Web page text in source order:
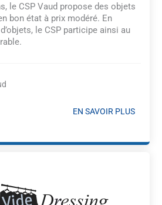
le CSP Vaud propose des objets
bon état à prix modéré. En
le CSP participe ainsi au
EN SAVOIR PLUS